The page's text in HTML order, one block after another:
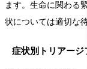
ます。生命に関わる
状については適切な
症状別トリアージ